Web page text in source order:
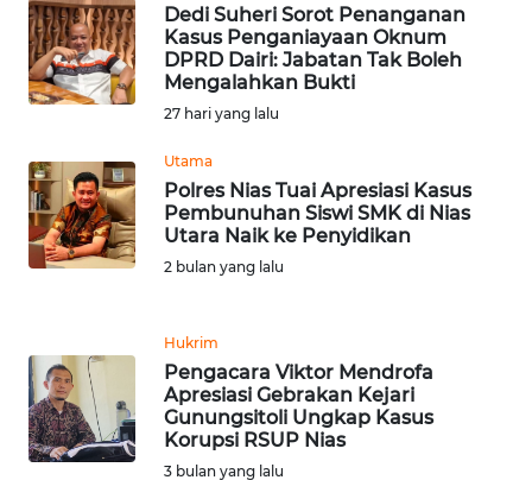
Dedi Suheri Sorot Penanganan
Kasus Penganiayaan Oknum
DPRD Dairi: Jabatan Tak Boleh
Mengalahkan Bukti
27 hari yang lalu
Utama
Polres Nias Tuai Apresiasi Kasus
Pembunuhan Siswi SMK di Nias
Utara Naik ke Penyidikan
2 bulan yang lalu
Hukrim
Pengacara Viktor Mendrofa
Apresiasi Gebrakan Kejari
Gunungsitoli Ungkap Kasus
Korupsi RSUP Nias
3 bulan yang lalu
KONTAK
KAMI
INFO
TENTANG
KAMI
PEDOMAN
REDAKSI
KARIR